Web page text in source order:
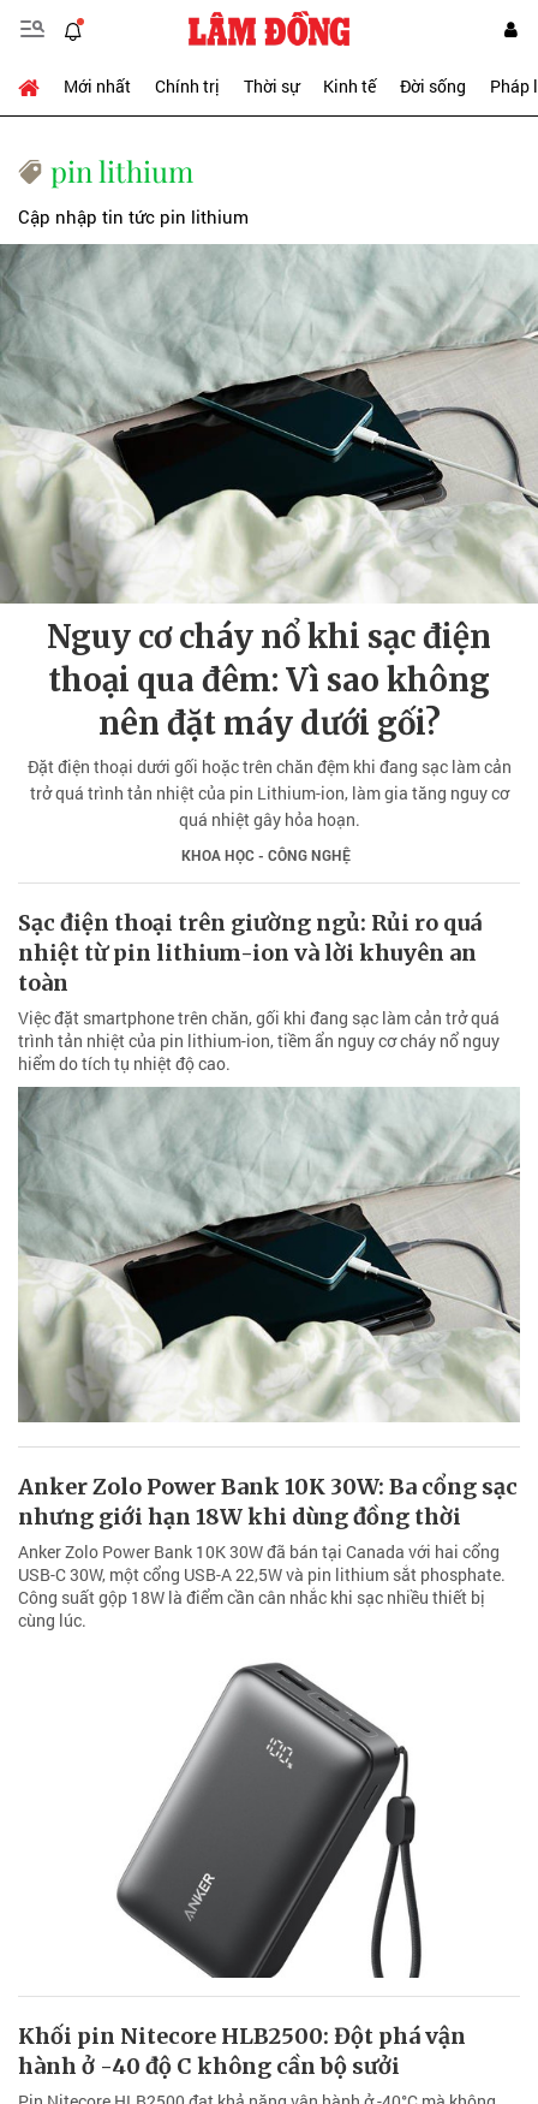
Mới nhất Chính trị Thời sự Kinh tế Đời sống Pháp
pin lithium
Cập nhập tin tức pin lithium
Nguy cơ cháy nổ khi sạc điện
thoại qua đêm: Vì sao không
nên đặt máy dưới gối?
Đặt điện thoại dưới gối hoặc trên chăn đệm khi đang sạc làm cản
trở quá trình tản nhiệt của pin Lithium-ion, làm gia tăng nguy cơ
quá nhiệt gây hỏa hoạn.
KHOA HỌC - CÔNG NGHỆ
Sạc điện thoại trên giường ngủ: Rủi ro quá
nhiệt từ pin lithium-ion và lời khuyên an
toàn
Việc đặt smartphone trên chăn, gối khi đang sạc làm cản trở quá
trình tản nhiệt của pin lithium-ion, tiềm ẩn nguy cơ cháy nổ nguy
hiểm do tích tụ nhiệt độ cao.
Anker Zolo Power Bank 10K 30W: Ba cổng sạc
nhưng giới hạn 18W khi dùng đồng thời
Anker Zolo Power Bank 10K 30W đã bán tại Canada với hai cổng
USB-C 30W, một cổng USB-A 22,5W và pin lithium sắt phosphate.
Công suất gộp 18W là điểm cần cân nhắc khi sạc nhiều thiết bị
cùng lúc.
Khối pin Nitecore HLB2500: Đột phá vận
hành ở -40 độ C không cần bộ sưởi